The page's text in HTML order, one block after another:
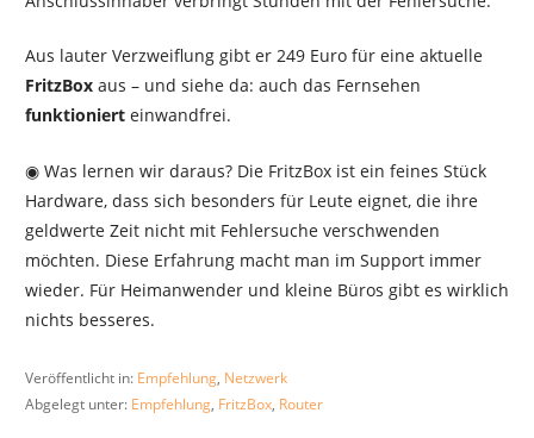
Aus lauter Verzweiflung gibt er 249 Euro für eine aktuelle
FritzBoxaus – und siehe da: auch das Fernsehen
funktionierteinwandfrei.
◉ Was lernen wir daraus? Die FritzBox ist ein feines Stück
Hardware, dass sich besonders für Leute eignet, die ihre
geldwerte Zeit nicht mit Fehlersuche verschwenden
möchten. Diese Erfahrung macht man im Support immer
wieder. Für Heimanwender und kleine Büros gibt es wirklich
nichts besseres.
Veröffentlicht in: Empfehlung, Netzwerk
Abgelegt unter: Empfehlung, FritzBox, Router